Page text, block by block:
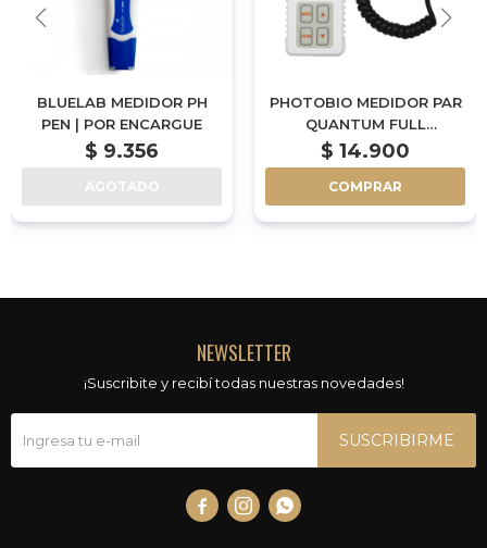
BLUELAB MEDIDOR PH
PEN | POR ENCARGUE
$ 9.356
AGOTADO
PHOTOBIO MEDIDOR PAR
QUANTUM FULL
SPECTRUM | POR
ENCARGUE
$ 14.900
COMPRAR
NEWSLETTER
¡Suscribite y recibí todas nuestras novedades!
SUSCRIBIRME
  